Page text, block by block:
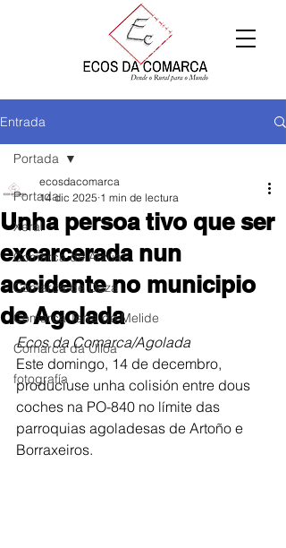
Entrada
Portada
Xeral
Comarca de Arzúa
Comarca de Deza
Comarca Terra de Melide
Comarca da Ulloa
fotografía
Portada
Unha persoa tivo que ser
excarcerada nun
accidente no municipio
de Agolada
ecosdacomarca
14 dic 2025 1 min de lectura
Ecos da Comarca/Agolada
Este domingo, 14 de decembro,
produciuse unha colisión entre dous
coches na PO-840 no límite das
parroquias agoladesas de Artoño e
Borraxeiros.